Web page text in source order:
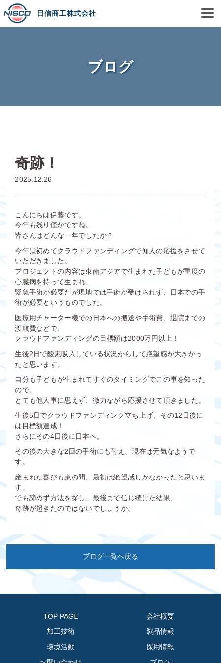
日信商工株式会社
ブログ
奇跡！
2025.12.26
こんにちは伊藤です。
今年も残り僅かですね。
皆さんはどんな一年でしたか？
今年は初めてクラウドファンディングで知人の応援をさせて
いただきました。
プロジェクトの内容は東南アジアで生まれた子どもが重度の
心臓病を持って生まれ、
緊急手術が必要だが現地では手術が受けられず、日本での手
術が必要というものでした。
医療用チャーター機での日本への搬送や手術費、退院までの
渡航費などで、
クラウドファンディングの目標額は2000万円以上！
生後2日で酸素吸入している状況からして絶望感が大きかっ
たと思います。
自分も子どもが生まれてすぐのタイミングでこの事を知った
ので、
とても他人事に思えず、微力ながら応援させて頂きました。
生後5日でクラウドファンディング立ち上げ、その12日後に
は目標額達成！
さらにその4日後に日本へ。
その後の大きな2回の手術にも耐え、現在は元気なようで
す。
産まれた喜びも束の間、最初は絶望感しかなかったと思いま
す。
でも諦めず方法を探し、最後まで信じ続けた結果、
奇跡が起きたのではないでしょうか。
ブログ一覧へ戻る
TOP PAGE
会社概要
加工技術
製品情報
環境活動
採用情報